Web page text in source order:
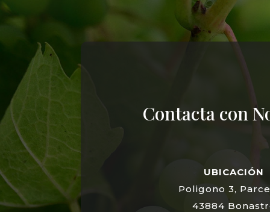
Contacta con
UBICACIÓN
Poligono 3,
43884